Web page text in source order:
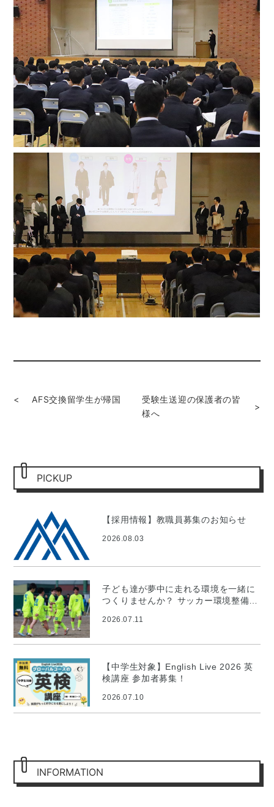
< AFS交換留学生が帰国
受験生送迎の保護者の皆
様へ
>
PICKUP
【採用情報】教職員募集のお知らせ
2026.08.03
子ども達が夢中に走れる環境を一緒に
つくりませんか？ サッカー環境整備プ
2026.07.11
【中学生対象】English Live 2026 英
検講座 参加者募集！
2026.07.10
INFORMATION